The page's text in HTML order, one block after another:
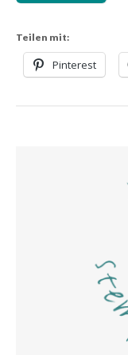
Teilen mit:
Pinterest